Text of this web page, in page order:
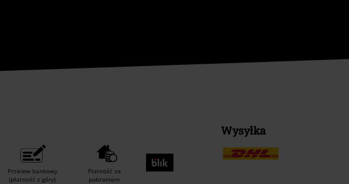
Przelew bankowy
(płatność z góry)
Płatność za
pobraniem
Wysyłka